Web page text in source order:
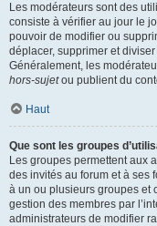
Les modérateurs sont des
consiste à vérifier au jour le
pouvoir de modifier ou
déplacer, supprimer et
Généralement, les
hors-sujetou publient du
Haut
Que sont les groupes
Les groupes permettent aux
des invités au forum et à ses
à un ou plusieurs groupes et
gestion des membres par
administrateurs de modifier